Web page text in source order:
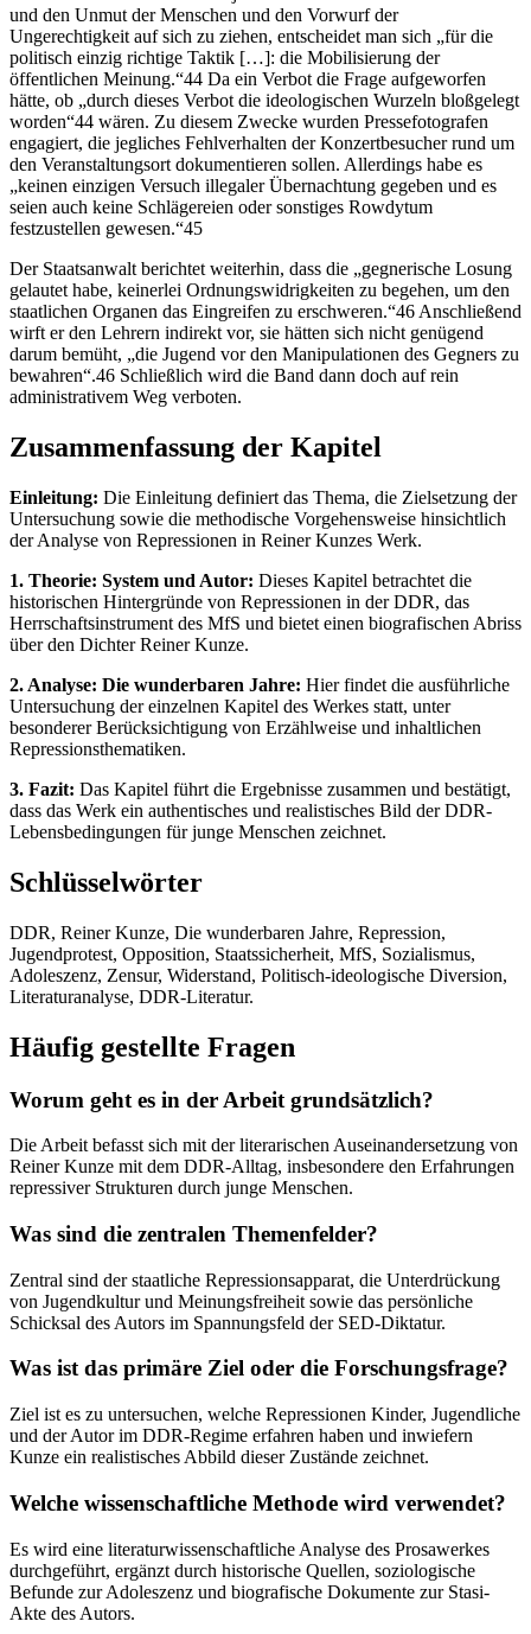
und den Unmut der Menschen und den Vorwurf der
Ungerechtigkeit auf sich zu ziehen, entscheidet man sich „für die
politisch einzig richtige Taktik […]: die Mobilisierung der
öffentlichen Meinung.“44 Da ein Verbot die Frage aufgeworfen
hätte, ob „durch dieses Verbot die ideologischen Wurzeln bloßgelegt
worden“44 wären. Zu diesem Zwecke wurden Pressefotografen
engagiert, die jegliches Fehlverhalten der Konzertbesucher rund um
den Veranstaltungsort dokumentieren sollen. Allerdings habe es
„keinen einzigen Versuch illegaler Übernachtung gegeben und es
seien auch keine Schlägereien oder sonstiges Rowdytum
festzustellen gewesen.“45
Der Staatsanwalt berichtet weiterhin, dass die „gegnerische Losung
gelautet habe, keinerlei Ordnungswidrigkeiten zu begehen, um den
staatlichen Organen das Eingreifen zu erschweren.“46 Anschließend
wirft er den Lehrern indirekt vor, sie hätten sich nicht genügend
darum bemüht, „die Jugend vor den Manipulationen des Gegners zu
bewahren“.46 Schließlich wird die Band dann doch auf rein
administrativem Weg verboten.
Zusammenfassung der Kapitel
Einleitung: Die Einleitung definiert das Thema, die Zielsetzung der
Untersuchung sowie die methodische Vorgehensweise hinsichtlich
der Analyse von Repressionen in Reiner Kunzes Werk.
1. Theorie: System und Autor: Dieses Kapitel betrachtet die
historischen Hintergründe von Repressionen in der DDR, das
Herrschaftsinstrument des MfS und bietet einen biografischen Abriss
über den Dichter Reiner Kunze.
2. Analyse: Die wunderbaren Jahre: Hier findet die ausführliche
Untersuchung der einzelnen Kapitel des Werkes statt, unter
besonderer Berücksichtigung von Erzählweise und inhaltlichen
Repressionsthematiken.
3. Fazit: Das Kapitel führt die Ergebnisse zusammen und bestätigt,
dass das Werk ein authentisches und realistisches Bild der DDR-
Lebensbedingungen für junge Menschen zeichnet.
Schlüsselwörter
DDR, Reiner Kunze, Die wunderbaren Jahre, Repression,
Jugendprotest, Opposition, Staatssicherheit, MfS, Sozialismus,
Adoleszenz, Zensur, Widerstand, Politisch-ideologische Diversion,
Literaturanalyse, DDR-Literatur.
Häufig gestellte Fragen
Worum geht es in der Arbeit grundsätzlich?
Die Arbeit befasst sich mit der literarischen Auseinandersetzung von
Reiner Kunze mit dem DDR-Alltag, insbesondere den Erfahrungen
repressiver Strukturen durch junge Menschen.
Was sind die zentralen Themenfelder?
Zentral sind der staatliche Repressionsapparat, die Unterdrückung
von Jugendkultur und Meinungsfreiheit sowie das persönliche
Schicksal des Autors im Spannungsfeld der SED-Diktatur.
Was ist das primäre Ziel oder die Forschungsfrage?
Ziel ist es zu untersuchen, welche Repressionen Kinder, Jugendliche
und der Autor im DDR-Regime erfahren haben und inwiefern
Kunze ein realistisches Abbild dieser Zustände zeichnet.
Welche wissenschaftliche Methode wird verwendet?
Es wird eine literaturwissenschaftliche Analyse des Prosawerkes
durchgeführt, ergänzt durch historische Quellen, soziologische
Befunde zur Adoleszenz und biografische Dokumente zur Stasi-
Akte des Autors.